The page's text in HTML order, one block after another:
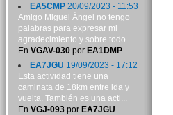
EA5CMP20/09/2023 - 11:53
Amigo Miguel Ángel no tengo
palabras para expresar mi
agradecimiento y sobre todo...
En VGAV-030por EA1DMP
EA7JGU 19/09/2023 - 17:12
Esta actividad tiene una
caminata de 18km entre ida y
vuelta. También es una acti...
En VGJ-093por EA7JGU